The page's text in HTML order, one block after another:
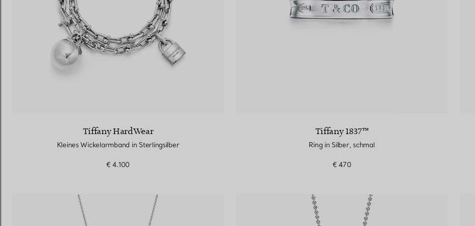
Tiffany HardWear
Kleines Wickelarmband in Sterlingsilber
€ 4.100
Tiffany 1837™
Ring in Silber, schmal
€ 470